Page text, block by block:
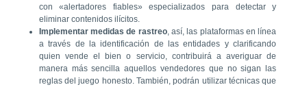
con «alertadores fiables» especializados para detectar y
eliminar contenidos ilícitos.
Implementar medidas de rastreo, así, las plataformas en línea
a través de la identificación de las entidades y clarificando
quien vende el bien o servicio, contribuirá a averiguar de
manera más sencilla aquellos vendedores que no sigan las
reglas del juego honesto. También, podrán utilizar técnicas que